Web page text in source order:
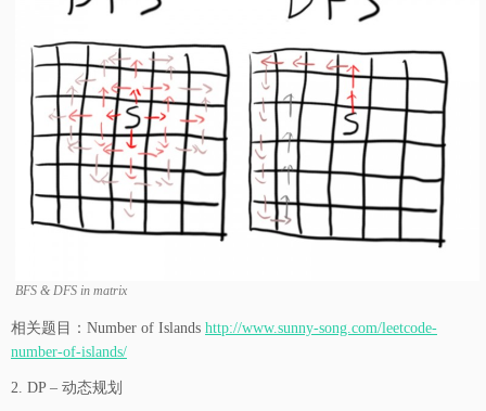
BFS & DFS in matrix
相关题目：Number of Islands http://www.sunny-song.com/leetcode-
number-of-islands/
2. DP – 动态规划